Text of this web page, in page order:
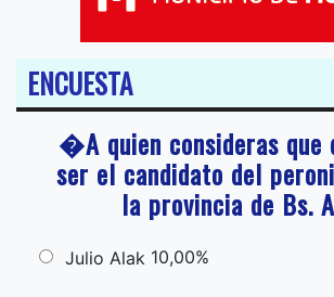
ENCUESTA
�A quien consideras
ser el candidato del
la provincia de Bs.
Julio Alak 10,00%